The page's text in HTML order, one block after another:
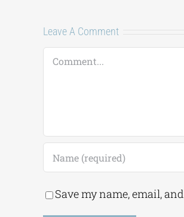
Leave A Comment
Comment
Save my name, email,